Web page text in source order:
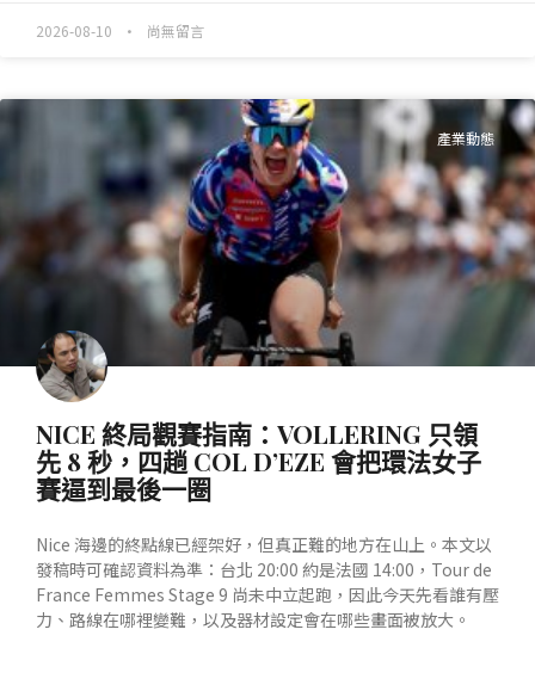
2026-08-10 尚無留言
產業動態
NICE 終局觀賽指南：VOLLERING 只領
先 8 秒，四趟 COL D’EZE 會把環法女子
賽逼到最後一圈
Nice 海邊的終點線已經架好，但真正難的地方在山上。本文以
發稿時可確認資料為準：台北 20:00 約是法國 14:00，Tour de
France Femmes Stage 9 尚未中立起跑，因此今天先看誰有壓
力、路線在哪裡變難，以及器材設定會在哪些畫面被放大。